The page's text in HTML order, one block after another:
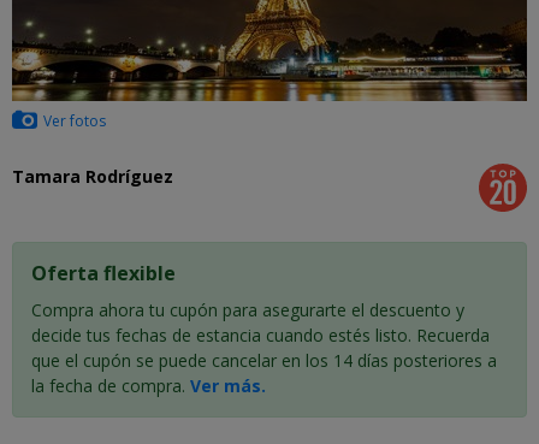
Ver fotos
Tamara Rodríguez
Oferta flexible
Compra ahora tu cupón para asegurarte el descuento y
decide tus fechas de estancia cuando estés listo. Recuerda
que el cupón se puede cancelar en los 14 días posteriores a
la fecha de compra. Ver más.